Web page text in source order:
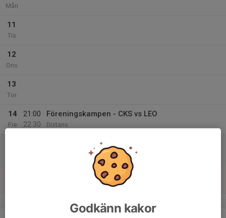
Mån
11
Tis
12
Ons
13
Tor
14
Fre
21:00
22:30
Föreningskampen - CKS vs LEO
Distans
Godkänn kakor